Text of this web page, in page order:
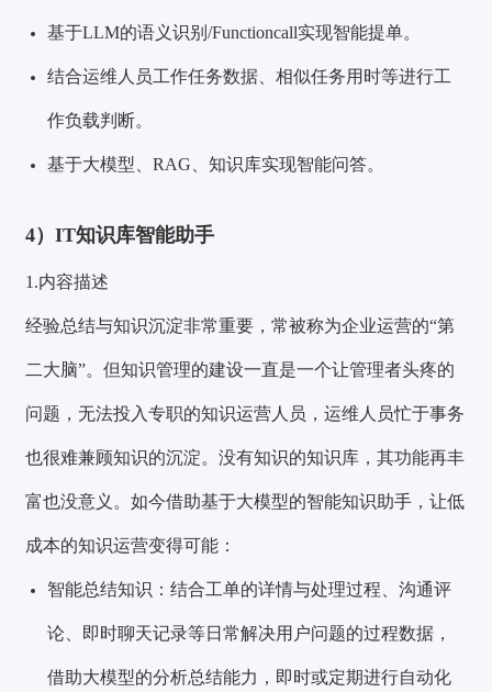
基于LLM的语义识别/Functioncall实现智能提单。
结合运维人员工作任务数据、相似任务用时等进行工
作负载判断。
基于大模型、RAG、知识库实现智能问答。
4）IT知识库智能助手
1.内容描述
经验总结与知识沉淀非常重要，常被称为企业运营的“第
二大脑”。但知识管理的建设一直是一个让管理者头疼的
问题，无法投入专职的知识运营人员，运维人员忙于事务
也很难兼顾知识的沉淀。没有知识的知识库，其功能再丰
富也没意义。如今借助基于大模型的智能知识助手，让低
成本的知识运营变得可能：
智能总结知识：结合工单的详情与处理过程、沟通评
论、即时聊天记录等日常解决用户问题的过程数据，
借助大模型的分析总结能力，即时或定期进行自动化